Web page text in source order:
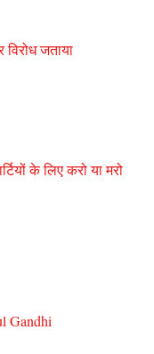
जताया
के लिए करो या मरो
Gandhi